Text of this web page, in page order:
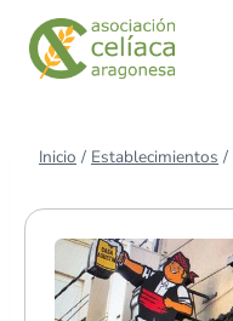
Saltar
contenido
Inicio / Establecimientos /